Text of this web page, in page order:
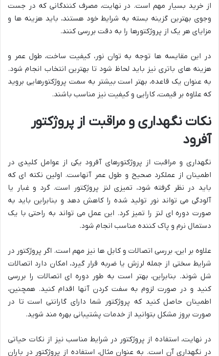
از خرید بسیار مهم است. در نهایت، مصرف کنندگانی که در جست
وجوی بهترین گزینه بسته به شرایط خود هستند، باید هزینه ها و
مزایای هر یک از پروژکتورها را به دقت بررسی کنند.
در این مقایسه ها توجه به توان نور، کیفیت ساخت، طول عمر و
هزینه های باتری نیز باید لحاظ شود تا بهترین انتخاب انجام شود.
به عنوان یک قاعده، بهتر است بیشتر به سمت پروژکتورهایی بروید
که علاوه بر قیمت، کارایی و کیفیت نیز مناسب باشند.
نکات نگهداری و مراقبت از پروژکتور
آفرود
نگهداری و مراقبت از پروژکتورهای آفرود یکی از عوامل کلیدی در
اطمینان از عملکرد صحیح و طول عمر آنهاست. اولین نکته ای که
باید در نظر گرفته شود، تمیزی لنز پروژکتور است. گرد و غبار یا
آلودگی می تواند نور تولید شده را کاهش دهد و بنابراین باید به
صورت دوره ای لنز را تمیز کرد. این عمل می تواند به راحتی با یک
دستمال نرم و پاک کننده مناسب انجام شود.
علاوه بر این، بررسی اتصالات و کابل ها نیز مهم است. اگر پروژکتور در
شرایط سختی از جمله لرزش یا ضربه قرار گیرد، امکان دارد اتصالات
شل شوند. بنابراین، بهتر است به طور دوره ای اتصالات را بررسی
کنید و در صورت لزوم به سفت کردن آنها اقدام کنید. همچنین،
اطمینان حاصل کنید که پروژکتور شما دارای گارانتی است تا در
صورت بروز مشکل بتوانید از خدمات پشتیبانی بهره مند شوید.
در نهایت، استفاده از پروژکتور در شرایط مناسب نیز از نکات حیاتی
در نگهداری آن است. به عنوان مثال، استفاده از پروژکتور در باران